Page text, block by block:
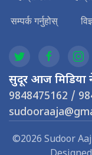
सम्पर्क गर्नुहोस्
सुदूर आज मिडिया
9848475162 /
©2026 Sudoor Aaja